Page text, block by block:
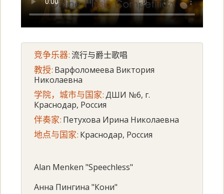
竞争乐器:流行与爵士歌唱
教授: Варфоломеева Виктория
Николаевна
学院，城市与国家:ДШИ №6, г.
Краснодар, Россия
伴奏家: Петухова Ирина Николаевна
地点与国家: Краснодар, Россия
Alan Menken "Speechless"
Анна Пингина "Кони"